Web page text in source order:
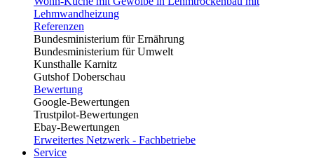
Lehmwandheizung
Referenzen
Bundesministerium für Ernährung
Bundesministerium für Umwelt
Kunsthalle Karnitz
Gutshof Doberschau
Bewertung
Google-Bewertungen
Trustpilot-Bewertungen
Ebay-Bewertungen
Erweitertes Netzwerk - Fachbetriebe
Service